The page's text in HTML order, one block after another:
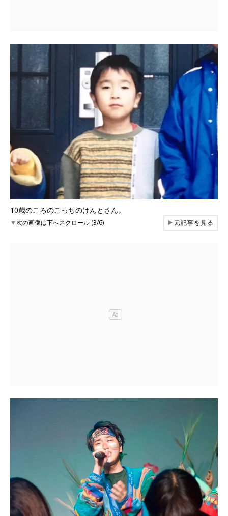
10歳のころのこっちのけんとさん。
▼次の画像は下へスクロール (3/6) ▶元記事を見る